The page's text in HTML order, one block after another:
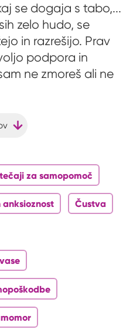
se dogaja s tabo,...
zelo hudo, se
in razrešijo. Prav
podpora in
ne zmoreš ali ne
za samopomoč
anksioznost Čustva